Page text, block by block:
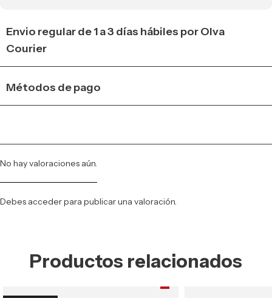
Envio regular de 1 a 3 días hábiles por Olva
Courier
Métodos de pago
No hay valoraciones aún.
Debes accederpara publicar una valoración.
Productos relacionados